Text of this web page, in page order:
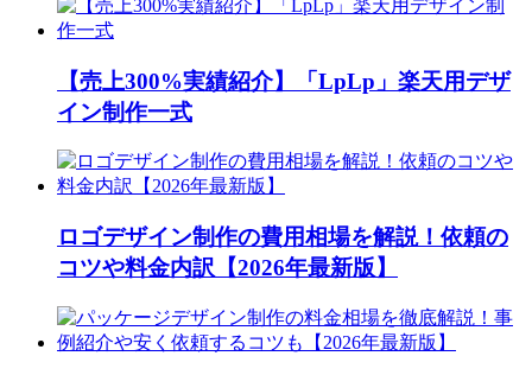
【売上300%実績紹介】「LpLp」楽天用デザ
イン制作一式
ロゴデザイン制作の費用相場を解説！依頼の
コツや料金内訳【2026年最新版】